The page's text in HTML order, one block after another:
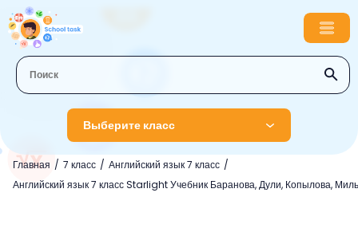
Выберите класс
Главная 7 класс
Английский язык 7 класс
Английский язык 7 класс Starlight Учебник Баранова, Дули, Копылова,
1 класс